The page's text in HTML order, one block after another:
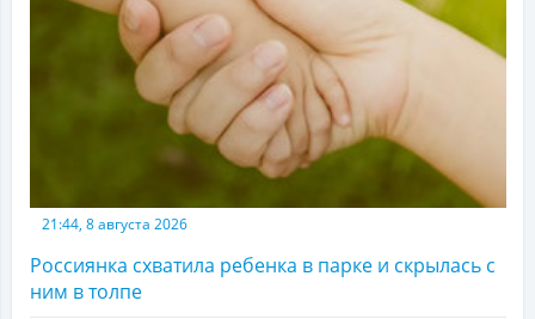
21:44, 8 августа 2026
Россиянка схватила ребенка в парке и скрылась с
ним в толпе